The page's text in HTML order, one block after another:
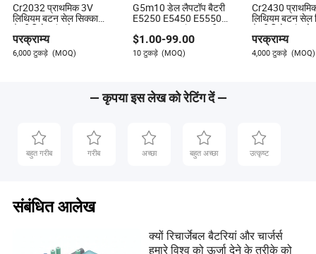
Cr2032 प्राथमिक 3V
लिथियम बटन सेल सिक्का
बैटरी रिमोट कंट्रोल, तराजू,
कैलकुलेटर, घड़ी, चिकित्सा
उपकरण, कंप्यूटर मदरबोर्ड,
एलईडी लाइट के लिए
परक्राम्य
6,000 टुकड़े (MOQ)
G5m10 डेल लैपटॉप बैटरी
E5250 E5450 E5550
51wh 7.4V कंप्यूटर ली-
पॉलीमर नोटबुक बैटरी
$1.00-99.00
10 टुकड़े (MOQ)
Cr2430
लिथियम बटन सेल
बैटरी रिमोट
कैलकुलेटर, घड़ी,
उपकरण, कंप्यूटर
लिए
परक्राम्य
4,000 टुकड़े (MOQ)
— कृपया इस लेख को रेटिंग दें —
बहुत गरीब गरीब अच्छा बहुत अच्छा उत्कृष्ट
संबंधित आलेख
क्यों रिचार्जेबल बैटरियां और चार्जर्स
हमारे विश्व को ऊर्जा देने के तरीके को